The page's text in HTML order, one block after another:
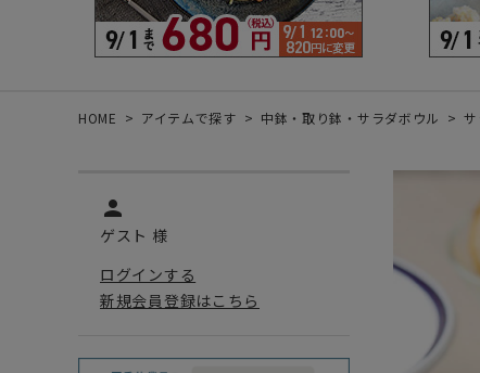
- 雑貨
- トレー
HOME アイテムで探す 中鉢・取り鉢・サラダボウル
person
ゲスト 様
ログインする
新規会員登録はこちら